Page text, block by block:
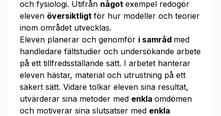
och fysiologi. Utifrån något exempel redogör
eleven översiktligt för hur modeller och teorier
inom området utvecklas.
Eleven planerar och genomför i samråd med
handledare fältstudier och undersökande arbete
på ett tillfredsställande sätt. I arbetet hanterar
eleven hästar, material och utrustning på ett
säkert sätt. Vidare tolkar eleven sina resultat,
utvärderar sina metoder med enkla omdömen
och motiverar sina slutsatser med enkla